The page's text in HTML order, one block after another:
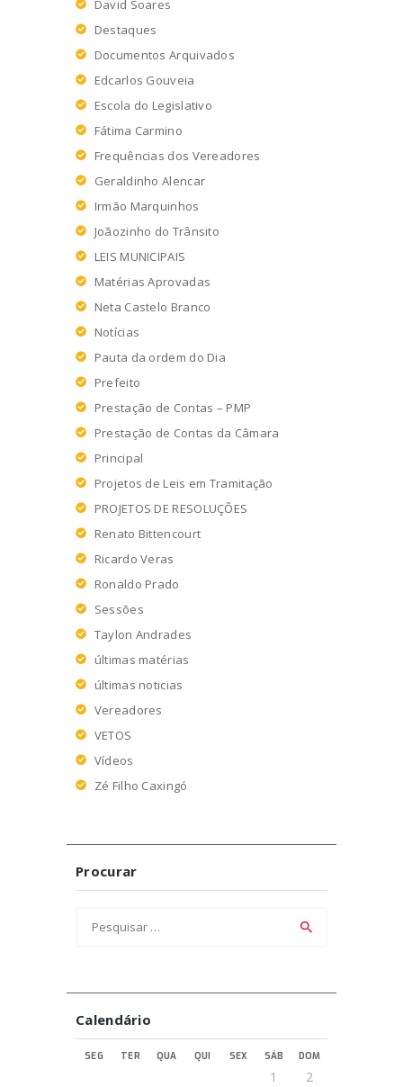
David Soares
Destaques
Documentos Arquivados
Edcarlos Gouveia
Escola do Legislativo
Fátima Carmino
Frequências dos Vereadores
Geraldinho Alencar
Irmão Marquinhos
Joãozinho do Trânsito
LEIS MUNICIPAIS
Matérias Aprovadas
Neta Castelo Branco
Notícias
Pauta da ordem do Dia
Prefeito
Prestação de Contas – PMP
Prestação de Contas da Câmara
Principal
Projetos de Leis em Tramitação
PROJETOS DE RESOLUÇÕES
Renato Bittencourt
Ricardo Veras
Ronaldo Prado
Sessões
Taylon Andrades
últimas matérias
últimas noticias
Vereadores
VETOS
Vídeos
Zé Filho Caxingó
Procurar
por:
Calendário
SEG TER QUA QUI SEX SÁB DOM
1
2